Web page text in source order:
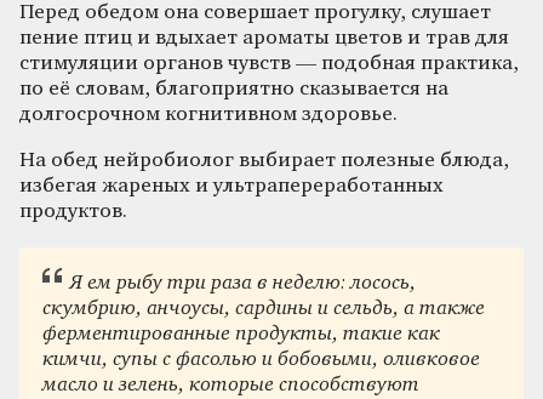
Перед обедом она совершает прогулку, слушает
пение птиц и вдыхает ароматы цветов и трав для
стимуляции органов чувств — подобная практика,
по её словам, благоприятно сказывается на
долгосрочном когнитивном здоровье.
На обед нейробиолог выбирает полезные блюда,
избегая жареных и ультрапереработанных
продуктов.
Я ем рыбу три раза в неделю: лосось,
скумбрию, анчоусы, сардины и сельдь, а также
ферментированные продукты, такие как
кимчи, супы с фасолью и бобовыми, оливковое
масло и зелень, которые способствуют